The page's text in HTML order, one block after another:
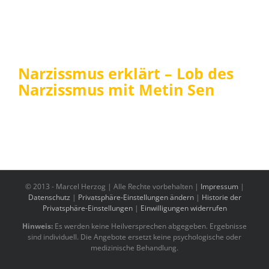
Narzissmus erklärt – Lob des
Narzissmus mit Metin Sen
© 2013 - Marcel Herzog | Alle Rechte vorbehalten | Impressum |
Datenschutz | Privatsphäre-Einstellungen ändern| Historie der
Privatsphäre-Einstellungen| Einwilligungen widerrufen
Hinweis: Es werden keine Heilversprechen abgegeben. Ergebnisse
sind individuell. Die Angebote ersetzt keine psychologische oder
medizinische Behandlung.